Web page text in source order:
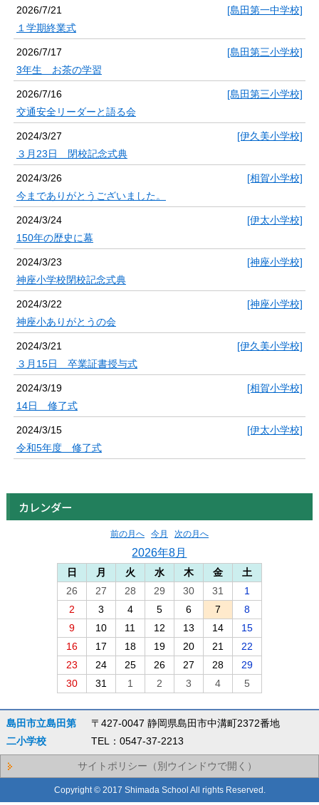
2026/7/21
[島田第一中学校]
１学期終業式
2026/7/17
[島田第三小学校]
3年生 お茶の学習
2026/7/16
[島田第三小学校]
交通安全リーダーと語る会
2024/3/27
[伊久美小学校]
３月23日 閉校記念式典
2024/3/26
[相賀小学校]
今までありがとうございました。
2024/3/24
[伊太小学校]
150年の歴史に幕
2024/3/23
[神座小学校]
神座小学校閉校記念式典
2024/3/22
[神座小学校]
神座小ありがとうの会
2024/3/21
[伊久美小学校]
３月15日 卒業証書授与式
2024/3/19
[相賀小学校]
14日 修了式
2024/3/15
[伊太小学校]
令和5年度 修了式
カレンダー
前の月へ 今月 次の月へ
2026年8月
日 月 火 水 木 金
土
26
27 28 29 30 31
1
2
3 4 5 6 7
8
9
10 11 12 13 14
15
16
17 18 19 20 21
22
23
24 25 26 27 28
29
30
31 1 2 3 4 5
島田市立島田第
二小学校
〒427-0047 静岡県島田市中溝町2372番地
TEL：0547-37-2213
サイトポリシー（別ウインドウで開く）
Copyright © 2017 Shimada School All rights Reserved.